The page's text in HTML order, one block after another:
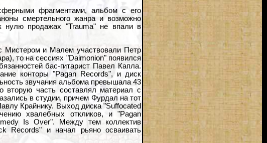
фрагментами, альбом с его
смертельного жанра и возможно
нулю продажах "Trauma" не впали в
Мистером и Малем участвовали Петр
то на сессиях "Daimonion" появился
бас-гитарист Павел Капла.
конторы "Pagan Records", и диск
звучания альбома превышала 43
вторую часть составлял материал с
в студии, причем Фурдал на тот
Крайнику. Выход диска "Suffocated
хвалебных откликов, и "Pagan
Is Over". Между тем коллектив
Records" и начал рьяно осваивать